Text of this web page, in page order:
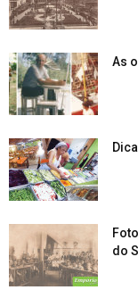
As
do